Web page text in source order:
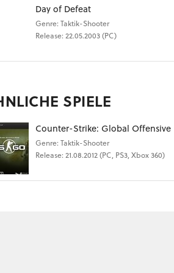
Day of Defeat
Genre: Taktik-Shooter
Release: 22.05.2003 (PC)
SPIELE
Counter-Strike: Global Offensive
Genre: Taktik-Shooter
Release: 21.08.2012 (PC, PS3, Xbox 360)